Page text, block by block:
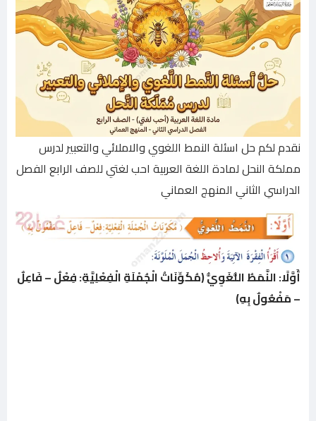
نقدم لكم حل اسئلة النمط اللغوي والاملائي والتعبير لدرس
مملكة النحل لمادة اللغة العربية احب لغتي للصف الرابع الفصل
الدراسي الثاني المنهج العماني
أَوَّلًا: النَّمَطُ اللُّغَوِيُّ (مُكَوِّنَاتُ الْجُمْلَةِ الْفِعْلِيَّةِ: فِعْلٌ – فَاعِلٌ
– مَفْعُولٌ بِهِ)